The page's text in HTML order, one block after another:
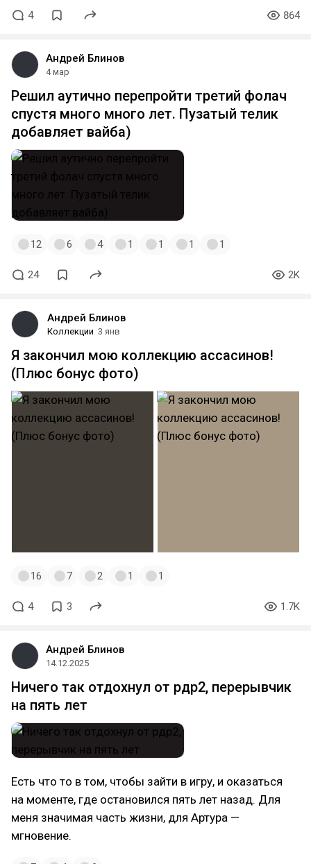
4 864
Андрей Блинов
4 мар
Решил аутично перепройти третий фолач
спустя много много лет. Пузатый телик
добавляет вайба)
12 6 4 1 1 1 1
24 2K
Андрей Блинов
Коллекции 3 янв
Я закончил мою коллекцию ассасинов!
(Плюс бонус фото)
16 7 2 1 1
4 3 1.7K
Андрей Блинов
14.12.2025
Ничего так отдохнул от рдр2, перерывчик
на пять лет
Есть что то в том, чтобы зайти в игру, и оказаться
на моменте, где остановился пять лет назад. Для
меня значимая часть жизни, для Артура —
мгновение.